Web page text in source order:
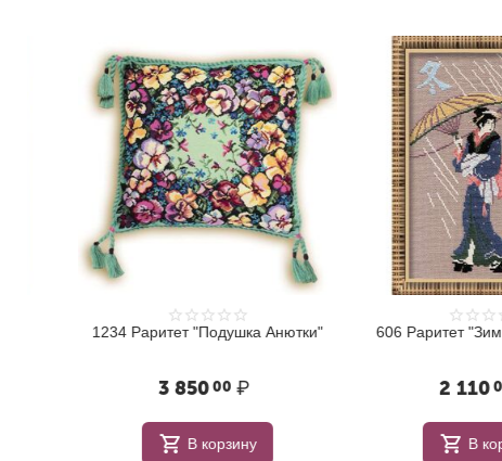
1234 Раритет "Подушка Анютки"
3 850 00 ₽
В корзину
606 Раритет "Зимняя
2 110 00 ₽
В корзину